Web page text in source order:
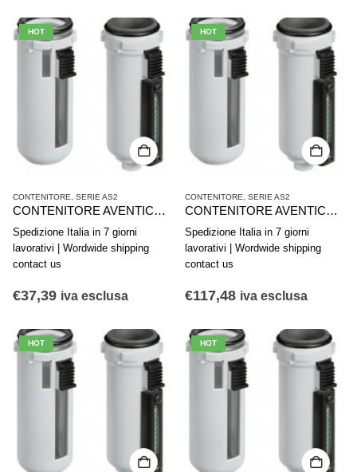
HOT
CONTENITORE SERIE AS2
CONTENITORE AVENTICS SERIE AS2-CBS R412006358
Spedizione Italia in 7 giorni
lavorativi | Wordwide shipping
contact us
€37,39 iva esclusa
HOT
CONTENITORE SERIE AS2
CONTENITORE AVENTICS SERIE AS2-CBS R412006351
Spedizione Italia in 7 giorni
lavorativi | Wordwide shipping
contact us
€117,48 iva esclusa
HOT HOT